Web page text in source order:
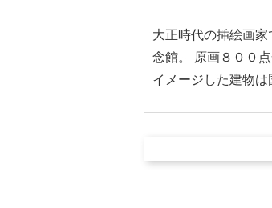
大正時代の挿絵画
念館。 原画８００
イメージした建物は